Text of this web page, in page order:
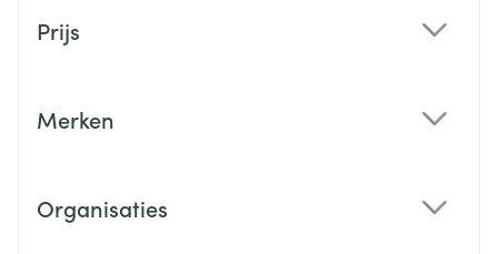
Prijs
Merken
Organisaties